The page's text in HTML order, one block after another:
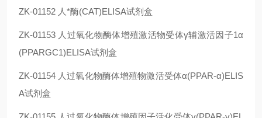
ZK-01152 人*酶(CAT)ELISA试剂盒
ZK-01153 人过氧化物酶体增殖激活物受体γ辅激活因子1α
(PPARGC1)ELISA试剂盒
ZK-01154 人过氧化物酶体增殖物激活受体α(PPAR-α)ELIS
A试剂盒